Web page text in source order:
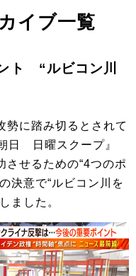
イブ一覧
ト “ルビコン川
勢に踏み切るとされて
日 日曜スクープ』
させるための“4つのポ
決意で“ルビコン川を
ました。